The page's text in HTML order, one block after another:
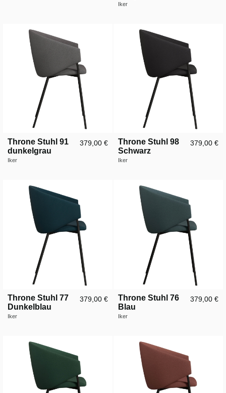
Iker
Throne Stuhl 91
dunkelgrau
Iker
379,00 €
Throne Stuhl 98
Schwarz
Iker
379,00 €
Throne Stuhl 77
Dunkelblau
Iker
379,00 €
Throne Stuhl 76
Blau
Iker
379,00 €